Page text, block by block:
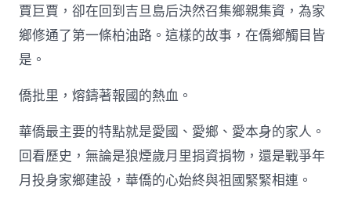
賈巨賈，卻在回到吉旦島后決然召集鄉親集資，為家
鄉修通了第一條柏油路。這樣的故事，在僑鄉觸目皆
是。
僑批里，熔鑄著報國的熱血。
華僑最主要的特點就是愛國、愛鄉、愛本身的家人。
回看歷史，無論是狼煙歲月里捐資捐物，還是戰爭年
月投身家鄉建設，華僑的心始終與祖國緊緊相連。